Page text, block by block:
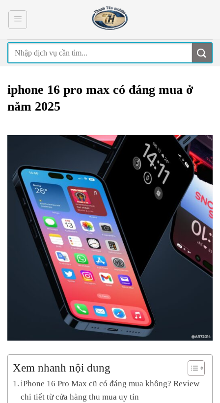
iphone 16 pro max có đáng mua ở
năm 2025
Xem nhanh nội dung
iPhone 16 Pro Max cũ có đáng mua không? Review
chi tiết từ cửa hàng thu mua uy tín